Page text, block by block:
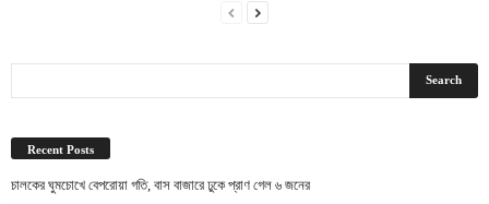
Recent Posts
চালকের ঘুমচোখে বেপরোয়া গতি, বাস বাজারে ঢুকে প্রাণ গেল ৬ জনের